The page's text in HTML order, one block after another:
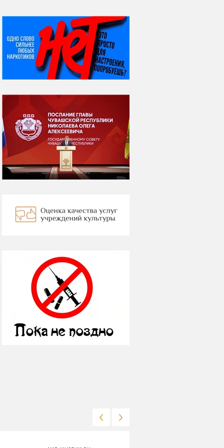
НИ ДНЯ БЕЗ ДАТЫ...
08 августа
ВСЕМИРНЫЙ ДЕНЬ
КОШЕК